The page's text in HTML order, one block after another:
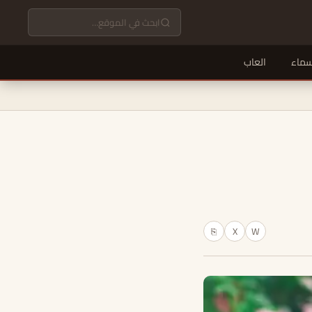
العاب
W
X
⎘